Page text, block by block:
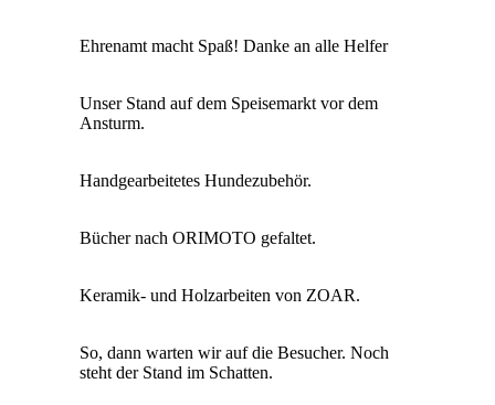
Ehrenamt macht Spaß! Danke an alle Helfer
Unser Stand auf dem Speisemarkt vor dem
Ansturm.
Handgearbeitetes Hundezubehör.
Bücher nach ORIMOTO gefaltet.
Keramik- und Holzarbeiten von ZOAR.
So, dann warten wir auf die Besucher. Noch
steht der Stand im Schatten.